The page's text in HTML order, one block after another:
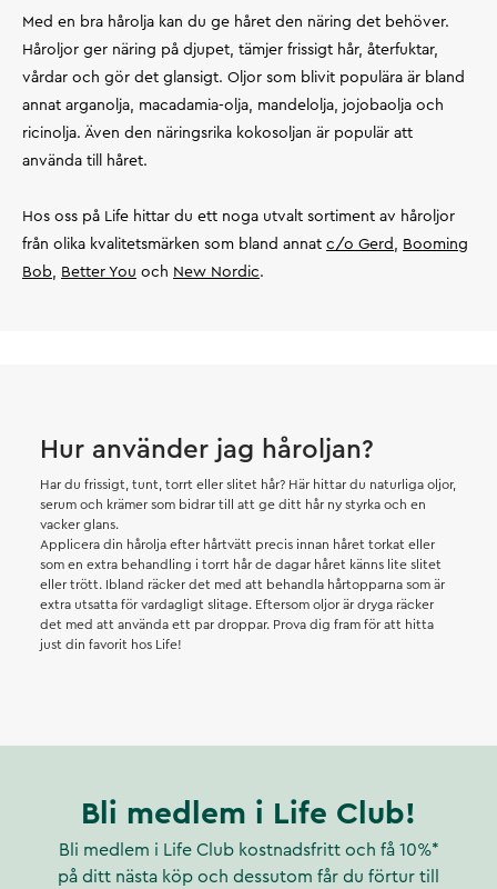
Med en bra hårolja kan du ge håret den näring det behöver.
Håroljor ger näring på djupet, tämjer frissigt hår, återfuktar,
vårdar och gör det glansigt. Oljor som blivit populära är bland
annat arganolja, macadamia-olja, mandelolja, jojobaolja och
ricinolja. Även den näringsrika kokosoljan är populär att
använda till håret.
Hos oss på Life hittar du ett noga utvalt sortiment av håroljor
från olika kvalitetsmärken som bland annat c/o Gerd, Booming
Bob, Better You och New Nordic.
Hur använder jag håroljan?
Har du frissigt, tunt, torrt eller slitet hår? Här hittar du naturliga oljor,
serum och krämer som bidrar till att ge ditt hår ny styrka och en
vacker glans.
Applicera din hårolja efter hårtvätt precis innan håret torkat eller
som en extra behandling i torrt hår de dagar håret känns lite slitet
eller trött. Ibland räcker det med att behandla hårtopparna som är
extra utsatta för vardagligt slitage. Eftersom oljor är dryga räcker
det med att använda ett par droppar. Prova dig fram för att hitta
just din favorit hos Life!
Bli medlem i Life Club!
Bli medlem i Life Club kostnadsfritt och få 10%*
på ditt nästa köp och dessutom får du förtur till